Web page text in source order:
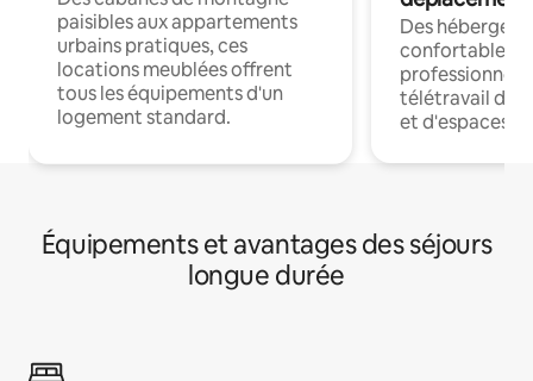
paisibles aux appartements
urbains pratiques, ces
locations meublées offrent
tous les équipements d'un
logement standard.
Des
confortables
professionnels
télétravail
et d'espaces
Équipements et avantages des séjours
longue durée